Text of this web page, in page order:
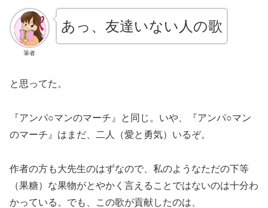
筆者
あっ、友達いない人の歌
と思ってた。
『アンパ○マンのマーチ』と同じ。いや、『アンパ○マン
のマーチ』はまだ、二人（愛と勇気）いるぞ。
作者の方も大先生のはずなので、私のようなただの下等
（果糖）な果物がとやかく言えることではないのは十分わ
かっている。でも、この歌が貢献したのは、